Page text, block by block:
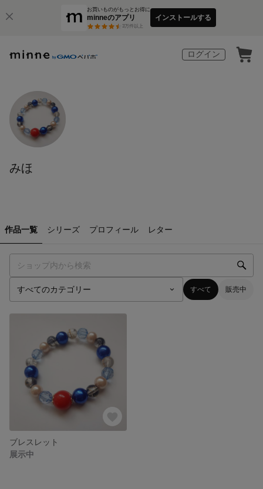
お買いものがもっとお得に
minneのアプリ
3万件以上
インストールする
ログイン
みほ
作品一覧 シリーズ プロフィール レター
すべて 販売中
ブレスレット
展示中